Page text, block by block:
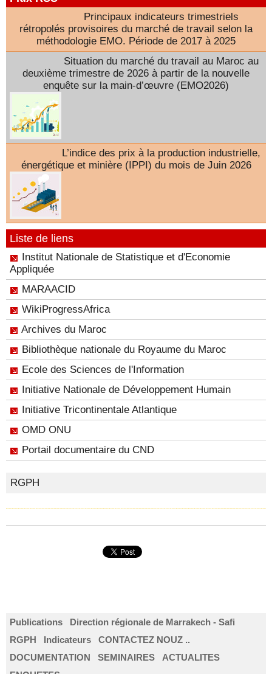
Principaux indicateurs trimestriels
rétropolés provisoires du marché de travail selon la
méthodologie EMO. Période de 2017 à 2025
Situation du marché du travail au Maroc au
deuxième trimestre de 2026 à partir de la nouvelle
enquête sur la main-d’œuvre (EMO2026)
L’indice des prix à la production industrielle,
énergétique et minière (IPPI) du mois de Juin 2026
Liste de liens
Institut Nationale de Statistique et d'Economie
Appliquée
MARAACID
WikiProgressAfrica
Archives du Maroc
Bibliothèque nationale du Royaume du Maroc
Ecole des Sciences de l'Information
Initiative Nationale de Développement Humain
Initiative Tricontinentale Atlantique
OMD ONU
Portail documentaire du CND
RGPH
Publications
Direction régionale de Marrakech - Safi
RGPH
Indicateurs
CONTACTEZ NOUZ ..
DOCUMENTATION
SEMINAIRES
ACTUALITES